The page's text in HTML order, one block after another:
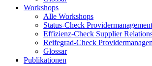
Workshops
Alle Workshops
Status-Check Providermanagement
Effizienz-Check Supplier
Reifegrad-Check
Glossar
Publikationen